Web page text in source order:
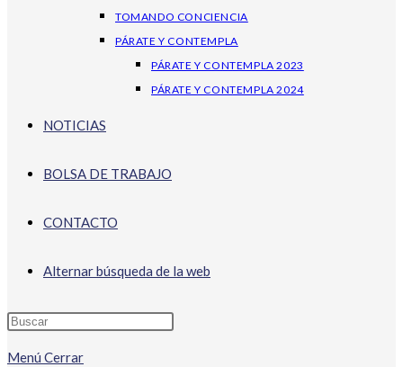
TOMANDO CONCIENCIA
PÁRATE Y CONTEMPLA
PÁRATE Y CONTEMPLA 2023
PÁRATE Y CONTEMPLA 2024
NOTICIAS
BOLSA DE TRABAJO
CONTACTO
Alternar búsqueda de la web
Menú Cerrar